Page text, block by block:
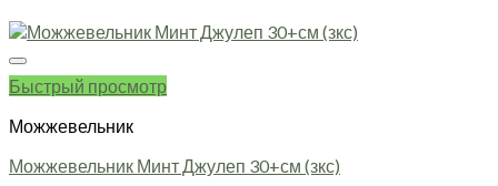
Быстрый просмотр
Можжевельник
Можжевельник Минт Джулеп 30+см (зкс)